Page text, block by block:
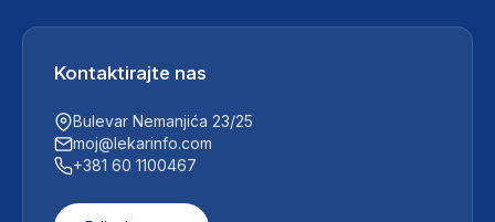
Kontaktirajte nas
Bulevar Nemanjića 23/25
moj@lekarinfo.com
+381 60 1100467